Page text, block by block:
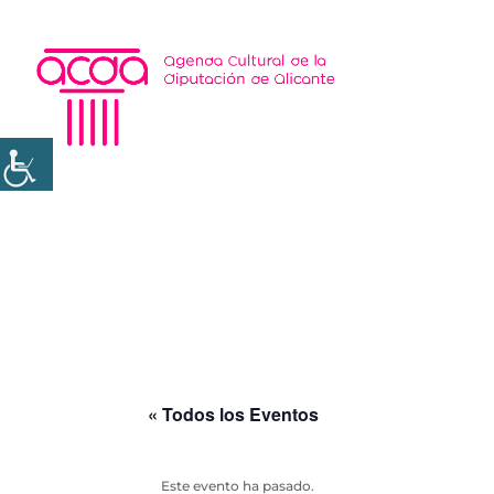
« Todos los Eventos
Este evento ha pasado.